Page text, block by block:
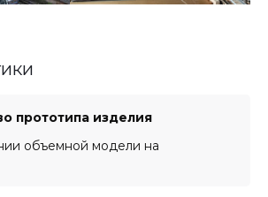
прототипа изделия
объемной модели на